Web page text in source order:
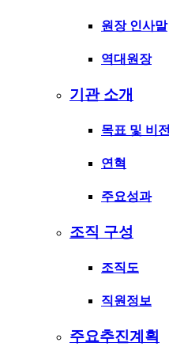
원장 인사말
역대원장
기관 소개
목표 및 비전
연혁
주요성과
조직 구성
조직도
직원정보
주요추진계획